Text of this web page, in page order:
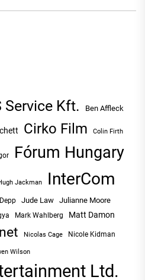
Service Kft. Ben Affleck
Cirko Film Colin Firth
Fórum Hungary
Jackman InterCom
Jude Law Julianne Moore
Mark Wahlberg Matt Damon
Nicolas Cage Nicole Kidman
Wilson
Ltd.